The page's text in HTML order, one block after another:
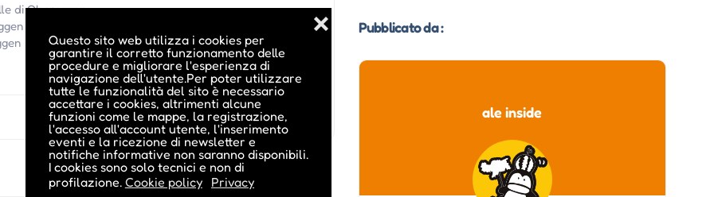
Questo sito web utilizza i cookies per
garantire il corretto funzionamento delle
procedure e migliorare l'esperienza di
navigazione dell'utente.Per poter utilizzare
tutte le funzionalità del sito è necessario
accettare i cookies, altrimenti alcune
funzioni come le mappe, la registrazione,
l'accesso all'account utente, l'inserimento
eventi e la ricezione di newsletter e
notifiche informative non saranno disponibili.
I cookies sono solo tecnici e non di
profilazione. Cookie policy Privacy
❌
di Obereggen
Pubblicato da :
ale inside